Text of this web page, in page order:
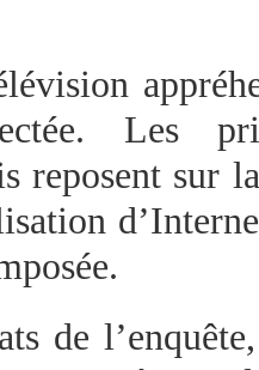
Les
reposent sur
de